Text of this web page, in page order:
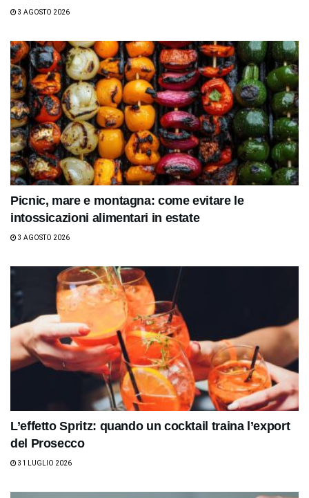
3 AGOSTO 2026
Picnic, mare e montagna: come evitare le
intossicazioni alimentari in estate
3 AGOSTO 2026
L’effetto Spritz: quando un cocktail traina l’export
del Prosecco
31 LUGLIO 2026